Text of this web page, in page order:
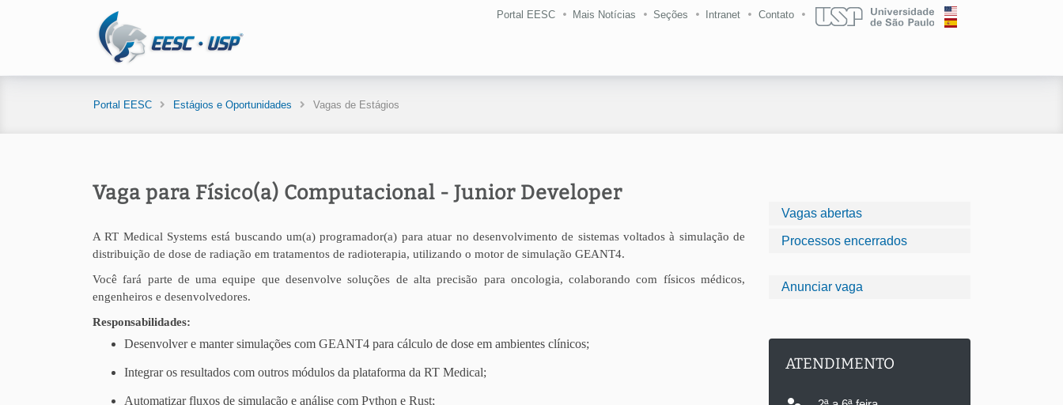
Portal EESC Mais Notícias Seções Intranet Contato
Portal EESC Estágios e Oportunidades Vagas de Estágios
Vagas abertas
Processos encerrados
Anunciar vaga
ATENDIMENTO
Vaga para Físico(a) Computacional - Junior Developer
A RT Medical Systems está buscando um(a) programador(a) para atuar no desenvolvimento de sistemas voltados à simulação de
distribuição de dose de radiação em tratamentos de radioterapia, utilizando o motor de simulação GEANT4.
Você fará parte de uma equipe que desenvolve soluções de alta precisão para oncologia, colaborando com físicos médicos,
engenheiros e desenvolvedores.
Responsabilidades:
Desenvolver e manter simulações com GEANT4 para cálculo de dose em ambientes clínicos;
Integrar os resultados com outros módulos da plataforma da RT Medical;
Automatizar fluxos de simulação e análise com Python e Rust;